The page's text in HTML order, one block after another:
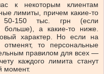
к некоторым клиентам
лимиты, причем какие-то
150 тыс. грн (если
больше), а какие-то ниже.
характер. Но если на
то персональные
правилом для всех —
каждого лимита станут
момент.